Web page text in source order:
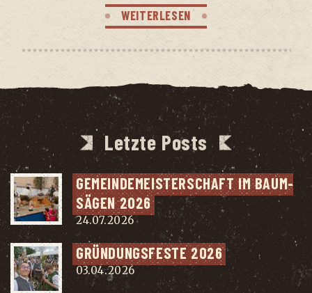
WEITERLESEN
Letzte Posts
GEMEIN­DE­MEIS­TER­SCHAFT IM BAUM­
SÄ­GEN 2026
24.07.2026
GRÜN­DUNGS­FES­TE 2026
03.04.2026